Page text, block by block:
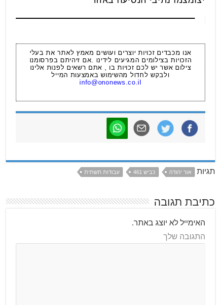
אנו מכבדים זכויות יוצרים ועושים מאמץ לאתר את בעלי
הזכויות בצילומים המגיעים לידינו .אם זיהיתם בפרסומנו
צילום אשר יש לכם זכויות בו , אתם רשאים לפנות אלינו
ולבקש לחדול מהשימוש באמצעות המייל
info@ononews.co.il
תגיות אור יהודה כביש 461 עבודות תשתית
כתיבת תגובה
האימייל לא יוצג באתר.
התגובה שלך